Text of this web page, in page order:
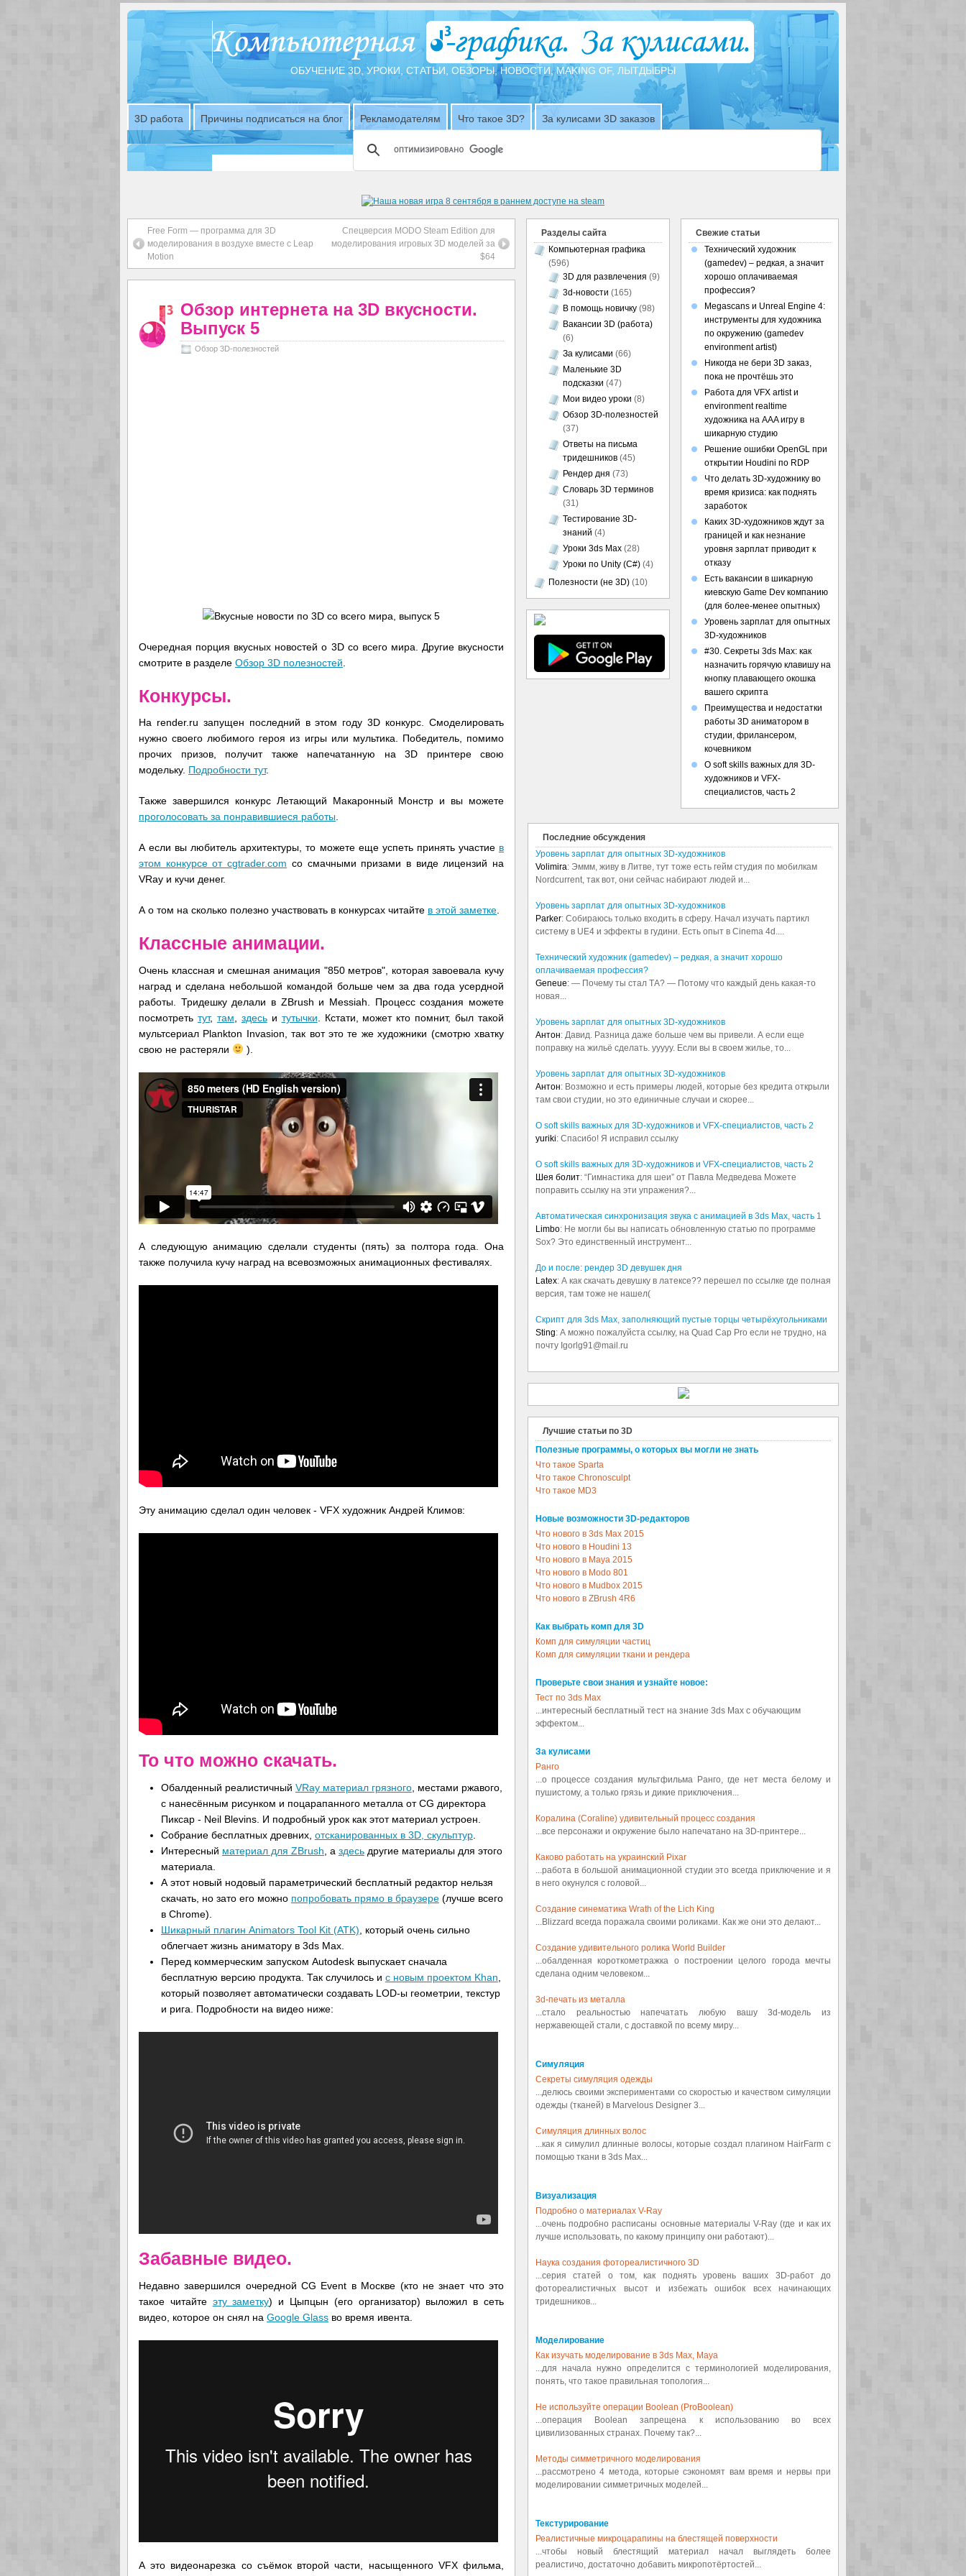
ОБУЧЕНИЕ 3D, УРОКИ, СТАТЬИ, ОБЗОРЫ, НОВОСТИ, MAKING OF, ЛЫТДЫБРЫ
3D работа Причины подписаться на блог Рекламодателям Что такое 3D? За кулисами 3D заказов
Free Form — программа для 3D
моделирования в воздухе вместе с Leap
Motion
Спецверсия MODO Steam Edition для
моделирования игровых 3D моделей за
$64
Обзор интернета на 3D вкусности.
Выпуск 5
Обзор 3D-полезностей
Очередная порция вкусных новостей о 3D со всего мира. Другие вкусности
смотрите в разделе Обзор 3D полезностей
Конкурсы.
На render.ru запущен последний в этом году 3D конкурс. Смоделировать
нужно своего любимого героя из игры или мультика. Победитель, помимо
прочих призов, получит также напечатанную на 3D принтере свою
модельку. Подробности тут.
Также завершился конкурс Летающий Макаронный Монстр и вы можете
проголосовать за понравившиеся работы.
А если вы любитель архитектуры, то можете еще успеть принять участие в
этом конкурсе от cgtrader.com со смачными призами в виде лицензий на
VRay и кучи денег.
А о том на сколько полезно участвовать в конкурсах читайте в этой заметке
Классные анимации.
Очень классная и смешная анимация "850 метров", которая завоевала кучу
наград и сделана небольшой командой больше чем за два года усердной
работы. Тридешку делали в ZBrush и Messiah. Процесс создания можете
посмотреть тут, там здесьи тутычки . Кстати, может кто помнит, был такой
мультсериал Plankton Invasion, так вот это те же художники (смотрю хватку
свою не растеряли
).
А следующую анимацию сделали студенты (пять) за полтора года. Она
также получила кучу наград на всевозможных анимационных фестивалях.
Эту анимацию сделал один человек - VFX художник Андрей Климов:
То что можно скачать.
Обалденный реалистичный VRay материал грязного, местами ржавого,
с нанесённым рисунком и поцарапанного металла от CG директора
Пиксар - Neil Blevins. И подробный урок как этот материал устроен.
Собрание бесплатных древних, отсканированных в 3D, скульптур.
Интересный материал для ZBrush , а здесьдругие материалы для этого
материала.
А этот новый нодовый параметрический бесплатный редактор нельзя
скачать, но зато его можно попробовать прямо в браузере(лучше всего
в Chrome).
Шикарный плагин Animators Tool Kit (ATK) , который очень сильно
облегчает жизнь аниматору в 3ds Max.
Перед коммерческим запуском Autodesk выпускает сначала
бесплатную версию продукта. Так случилось и с новым проектом Khan
который позволяет автоматически создавать LOD-ы геометрии, текстур
и рига. Подробности на видео ниже:
Забавные видео.
Недавно завершился очередной CG Event в Москве (кто не знает что это
такое читайте эту заметку) и Цыпцын (его организатор) выложил в сеть
видео, которое он снял на Google Glass во время ивента.
А это видеонарезка со съёмок второй части, насыщенного VFX фильма,
Свежие статьи
Технический художник
(gamedev) – редкая, а значит
хорошо оплачиваемая
профессия?
Megascans и Unreal Engine 4:
инструменты для художника
по окружению (gamedev
environment artist)
Никогда не бери 3D заказ,
пока не прочтёшь это
Работа для VFX artist и
environment realtime
художника на AAA игру в
шикарную студию
Решение ошибки OpenGL при
открытии Houdini по RDP
Что делать 3D-художнику во
время кризиса: как поднять
заработок
Каких 3D-художников ждут за
границей и как незнание
уровня зарплат приводит к
отказу
Есть вакансии в шикарную
киевскую Game Dev компанию
(для более-менее опытных)
Уровень зарплат для опытных
3D-художников
#30. Секреты 3ds Max: как
назначить горячую клавишу на
кнопку плавающего окошка
вашего скрипта
Преимущества и недостатки
работы 3D аниматором в
студии, фрилансером,
кочевником
О soft skills важных для 3D-
художников и VFX-
специалистов, часть 2
Разделы сайта
Компьютерная графика
(596)
3D для развлечения (9)
3d-новости (165)
В помощь новичку (98)
Вакансии 3D (работа)
(6)
За кулисами (66)
Маленькие 3D
подсказки (47)
Мои видео уроки (8)
Обзор 3D-полезностей
(37)
Ответы на письма
тридешников (45)
Рендер дня (73)
Словарь 3D терминов
(31)
Тестирование 3D-
знаний (4)
Уроки 3ds Max (28)
Уроки по Unity (C#) (4)
Полезности (не 3D) (10)
Последние обсуждения
Уровень зарплат для опытных 3D-художников
Volimira: Эммм, живу в Литве, тут тоже есть гейм студия по мобилкам
Nordcurrent, так вот, они сейчас набирают людей и...
Уровень зарплат для опытных 3D-художников
Parker: Собираюсь только входить в сферу. Начал изучать партикл
систему в UE4 и эффекты в гудини. Есть опыт в Cinema 4d....
Технический художник (gamedev) – редкая, а значит хорошо
оплачиваемая профессия?
Geneue: — Почему ты стал ТА? — Потому что каждый день какая-то
новая...
Уровень зарплат для опытных 3D-художников
Антон: Давид. Разница даже больше чем вы привели. А если еще
поправку на жильё сделать. ууууу. Если вы в своем жилье, то...
Уровень зарплат для опытных 3D-художников
Антон: Возможно и есть примеры людей, которые без кредита открыли
там свои студии, но это единичные случаи и скорее...
О soft skills важных для 3D-художников и VFX-специалистов, часть 2
yuriki: Спасибо! Я исправил ссылку
О soft skills важных для 3D-художников и VFX-специалистов, часть 2
Шея болит: “Гимнастика для шеи” от Павла Медведева Можете
поправить ссылку на эти упражения?...
Автоматическая синхронизация звука с анимацией в 3ds Max, часть 1
Limbo: Не могли бы вы написать обновленную статью по программе
Sox? Это единственный инструмент...
До и после: рендер 3D девушек дня
Latex: А как скачать девушку в латексе?? перешел по ссылке где полная
версия, там тоже не нашел(
Скрипт для 3ds Max, заполняющий пустые торцы четырёхугольниками
Sting: А можно пожалуйста ссылку, на Quad Cap Pro если не трудно, на
почту Igorlg91@mail.ru
Лучшие статьи по 3D
Полезные программы, о которых вы могли не знать
Что такое Sparta
Что такое Chronosculpt
Что такое MD3
Новые возможности 3D-редакторов
Что нового в 3ds Max 2015
Что нового в Houdini 13
Что нового в Maya 2015
Что нового в Modo 801
Что нового в Mudbox 2015
Что нового в ZBrush 4R6
Как выбрать комп для 3D
Комп для симуляции частиц
Комп для симуляции ткани и рендера
Проверьте свои знания и узнайте новое:
Тест по 3ds Max
...интересный бесплатный тест на знание 3ds Max с обучающим
эффектом...
За кулисами
Ранго
...о процессе создания мультфильма Ранго, где нет места белому и
пушистому, а только грязь и дикие приключения...
Коралина (Coraline) удивительный процесс создания
...все персонажи и окружение было напечатано на 3D-принтере...
Каково работать на украинский Pixar
...работа в большой анимационной студии это всегда приключение и я
в него окунулся с головой...
Создание синематика Wrath of the Lich King
...Blizzard всегда поражала своими роликами. Как же они это делают...
Создание удивительного ролика World Builder
...обалденная короткометражка о построении целого города мечты
сделана одним человеком...
3d-печать из металла
...стало реальностью напечатать любую вашу 3d-модель из
нержавеющей стали, с доставкой по всему миру...
Симуляция
Секреты симуляция одежды
...делюсь своими экспериментами со скоростью и качеством симуляции
одежды (тканей) в Marvelous Designer 3...
Симуляция длинных волос
...как я симулил длинные волосы, которые создал плагином HairFarm с
помощью ткани в 3ds Max...
Визуализация
Подробно о материалах V-Ray
...очень подробно расписаны основные материалы V-Ray (где и как их
лучше использовать, по какому принципу они работают)...
Наука создания фотореалистичного 3D
...серия статей о том, как поднять уровень ваших 3D-работ до
фотореалистичных высот и избежать ошибок всех начинающих
тридешников...
Моделирование
Как изучать моделирование в 3ds Max, Maya
...для начала нужно определится с терминологией моделирования,
понять, что такое правильная топология...
Не используйте операции Boolean (ProBoolean)
...операция Boolean запрещена к использованию во всех
цивилизованных странах. Почему так?...
Методы симметричного моделирования
...рассмотрено 4 метода, которые сэкономят вам время и нервы при
моделировании симметричных моделей...
Текстурирование
Реалистичные микроцарапины на блестящей поверхности
...чтобы новый блестящий материал начал выглядеть более
реалистичо, достаточно добавить микропотёртостей...